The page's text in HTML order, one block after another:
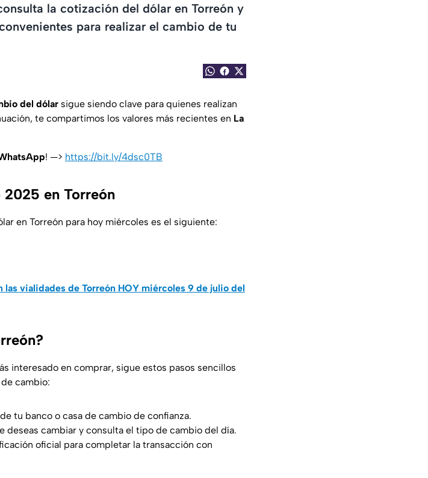
la cotización del dólar en Torreón y
para realizar el cambio de tu
del dólar sigue siendo clave para quienes realizan
te compartimos los valores más recientes en La
! —> https://bit.ly/4dsc0TB
en Torreón
en Torreón para hoy miércoles es el siguiente:
las vialidades de Torreón HOY miércoles 9 de julio del
interesado en comprar, sigue estos pasos sencillos
cambio:
tu banco o casa de cambio de confianza.
deseas cambiar y consulta el tipo de cambio del día.
oficial para completar la transacción con